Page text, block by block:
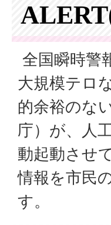
全国瞬時警
大規模テロ
的余裕のな
庁）が、人
動起動させ
情報を市民
す。